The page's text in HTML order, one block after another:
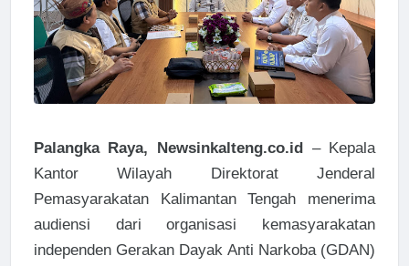
Palangka Raya, Newsinkalteng.co.id – Kepala
Kantor Wilayah Direktorat Jenderal
Pemasyarakatan Kalimantan Tengah menerima
audiensi dari organisasi kemasyarakatan
independen Gerakan Dayak Anti Narkoba (GDAN)